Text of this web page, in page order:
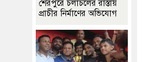
শেরপুরে চলাচলের রাস্তায়
প্রাচীর নির্মাণের অভিযোগ